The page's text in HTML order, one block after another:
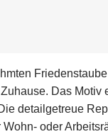
Das
detailgetreue
Wohn- oder